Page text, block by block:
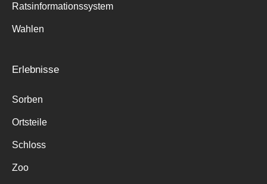
Ratsinformationssystem
Wahlen
Erlebnisse
Sorben
Ortsteile
Schloss
Zoo